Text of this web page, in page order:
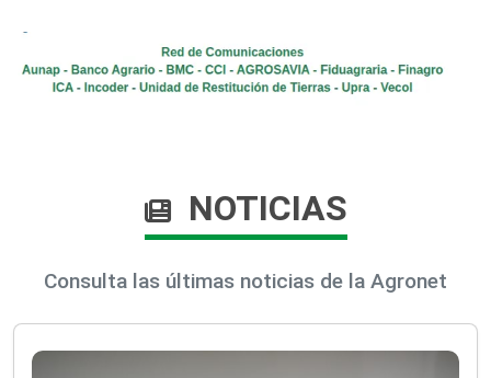
NOTICIAS
Consulta las últimas noticias de la Agronet